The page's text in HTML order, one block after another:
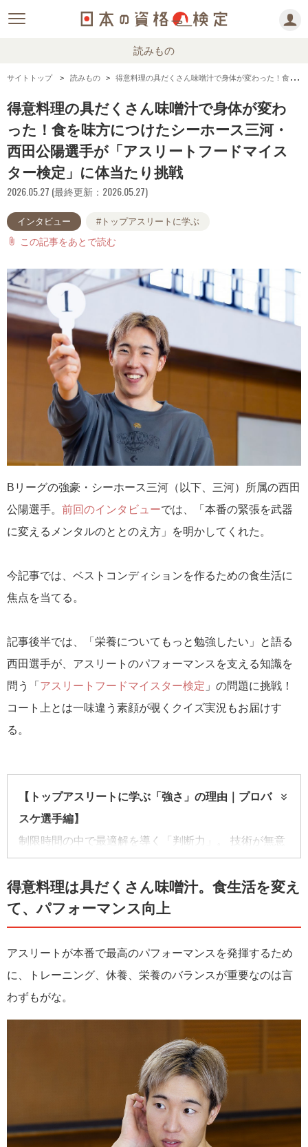
読みもの
サイトトップ 読みもの 得意料理の具だくさん味噌汁で身体が変わった！食を味方につけたシーホース三河・西田公陽選手が「アスリートフードマイスター検定」に体当たり挑戦
得意料理の具だくさん味噌汁で身体が変わ
った！食を味方につけたシーホース三河・
西田公陽選手が「アスリートフードマイス
ター検定」に体当たり挑戦
2026.05.27 (最終更新：2026.05.27)
インタビュー #トップアスリートに学ぶ
attach_file この記事をあとで読む
Bリーグの強豪・シーホース三河（以下、三河）所属の西田
公陽選手。 前回のインタビューでは、「本番の緊張を武器
に変えるメンタルのととのえ方」を明かしてくれた。
今記事では、ベストコンディションを作るための食生活に
焦点を当てる。
記事後半では、「栄養についてもっと勉強したい」と語る
西田選手が、アスリートのパフォーマンスを支える知識を
問う「 アスリートフードマイスター検定 」の問題に挑戦！
コート上とは一味違う素顔が覗くクイズ実況もお届けす
る。
【トップアスリートに学ぶ「強さ」の理由｜プロバ
スケ選手編】
制限時間の中で最適解を導く「判断力」。 技術が無意
ャーの中で結果を出す「実践力」。プロバスケ選手が
日々磨いているこれらのスキルは、資格取得やスキル
アップを目指す“まなびビト”も共通して獲得したい重要
な要素だ。トップアスリートのアプローチからその極
意を学ぶ。
得意料理は具だくさん味噌汁。食生活を変え
て、パフォーマンス向上
アスリートが本番で最高のパフォーマンスを発揮するため
に、トレーニング、休養、栄養のバランスが重要なのは言
わずもがな。